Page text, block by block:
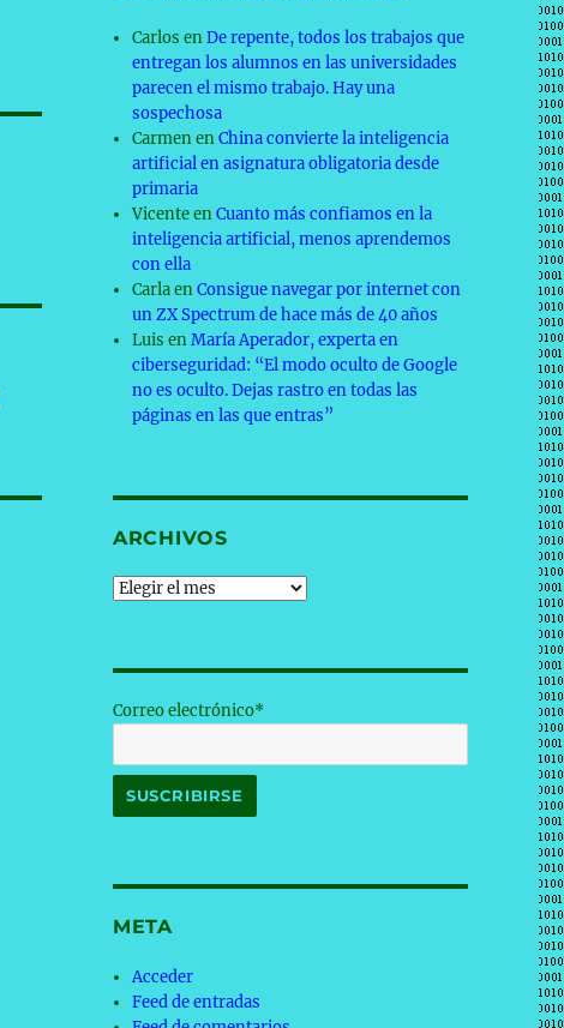
Carlos enDe repente, todos los trabajos que
entregan los alumnos en las universidades
parecen el mismo trabajo. Hay una
sospechosa
CarmenenChina convierte la inteligencia
artificial en asignatura obligatoria desde
primaria
VicenteenCuanto más confiamos en la
inteligencia artificial, menos aprendemos
con ella
CarlaenConsigue navegar por internet con
un ZX Spectrum de hace más de 40 años
Luis enMaría Aperador, experta en
ciberseguridad: “El modo oculto de Google
no es oculto. Dejas rastro en todas las
páginas en las que entras”
ARCHIVOS
Archivos
Correo electrónico*
META
Acceder
Feed de entradas